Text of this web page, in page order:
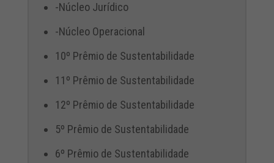
-Núcleo Jurídico
-Núcleo Operacional
10º Prêmio de Sustentabilidade
11º Prêmio de Sustentabilidade
12º Prêmio de Sustentabilidade
5º Prêmio de Sustentabilidade
6º Prêmio de Sustentabilidade